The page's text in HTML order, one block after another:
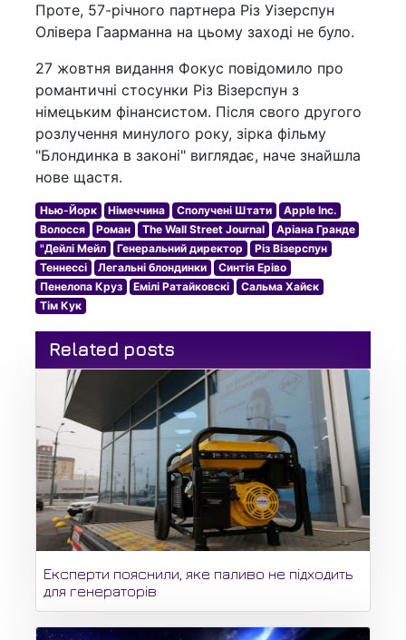
Проте, 57-річного партнера Різ Уізерспун
Олівера Гаарманна на цьому заході не було.
27 жовтня видання Фокус повідомило про
романтичні стосунки Різ Візерспун з
німецьким фінансистом. Після свого другого
розлучення минулого року, зірка фільму
"Блондинка в законі" виглядає, наче знайшла
нове щастя.
Нью-Йорк Німеччина Сполучені Штати
Apple Inc.
Волосся
Роман The Wall Street Journal
Аріана Гранде
"Дейлі Мейл
Генеральний директор
Різ Візерспун
Теннессі
Легальні блондинки
Синтія Еріво
Пенелопа Круз
Емілі Ратайковскі
Сальма Хайєк
Тім Кук
Related posts
Експерти пояснили, яке паливо не підходить
для генераторів